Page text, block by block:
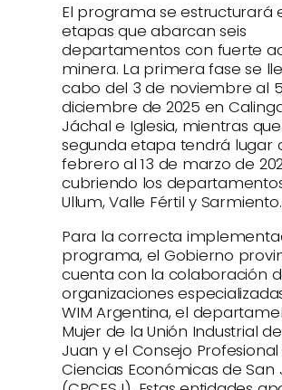
El programa se estructurará
etapas que abarcan seis
departamentos con fuerte
minera. La primera fase se
cabo del 3 de noviembre al
diciembre de 2025 en
Jáchal e Iglesia, mientras
segunda etapa tendrá lugar
febrero al 13 de marzo de
cubriendo los
Ullum, Valle Fértil y Sarmiento.
Para la correcta
programa, el Gobierno
cuenta con la colaboración
organizaciones
WIM Argentina, el
Mujer de la Unión Industrial
Juan y el Consejo
Ciencias Económicas de San